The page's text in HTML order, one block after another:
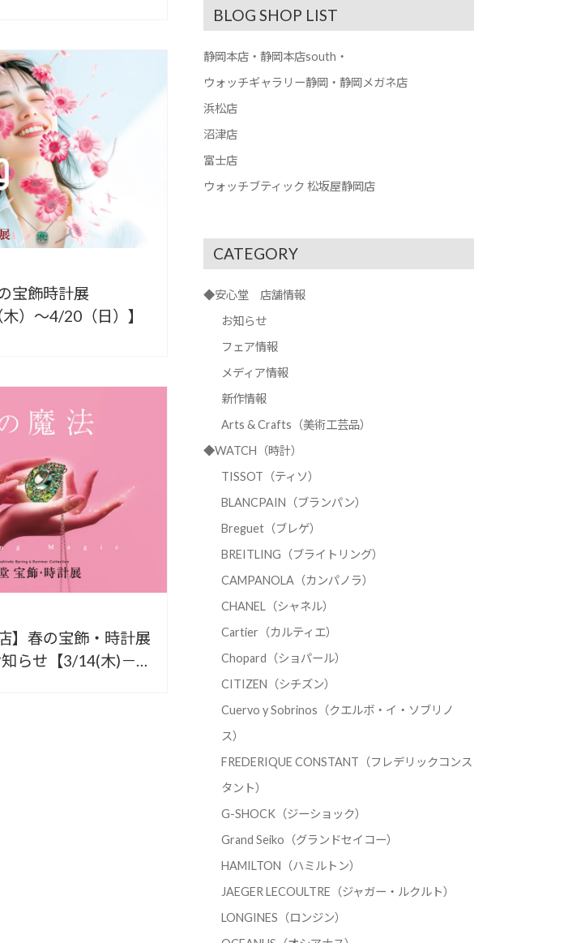
宝飾時計展
）〜4/20（日）】
】春の宝飾・時計展
らせ【3/14(木)－
BLOG SHOP LIST
静岡本店・静岡本店south・
ウォッチギャラリー静岡・静岡メガネ店
浜松店
沼津店
富士店
ウォッチブティック 松坂屋静岡店
CATEGORY
◆安心堂 店舗情報
お知らせ
フェア情報
メディア情報
新作情報
Arts & Crafts（美術工芸品）
◆WATCH（時計）
TISSOT（ティソ）
BLANCPAIN（ブランパン）
Breguet（ブレゲ）
BREITLING（ブライトリング）
CAMPANOLA（カンパノラ）
CHANEL（シャネル）
Cartier（カルティエ）
Chopard（ショパール）
CITIZEN（シチズン）
Cuervo y Sobrinos（クエルボ・イ・ソブリノ
ス）
FREDERIQUE CONSTANT（フレデリックコンス
タント）
G-SHOCK（ジーショック）
Grand Seiko（グランドセイコー）
HAMILTON（ハミルトン）
JAEGER LECOULTRE（ジャガー・ルクルト）
LONGINES（ロンジン）